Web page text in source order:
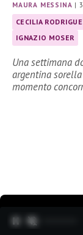
MAURA MESSINA |
CECILIA
IGNAZIO MOSER
Una settimana
argentina
momento